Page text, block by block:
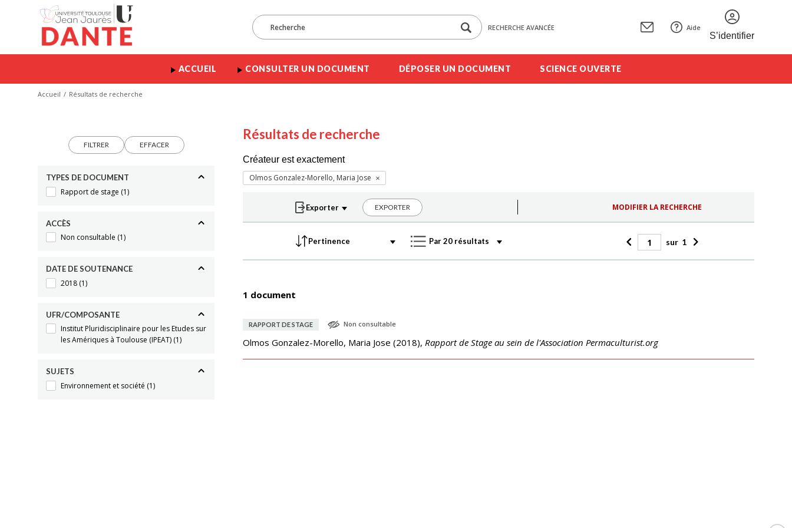
RECHERCHE AVANCÉE Aide
S’identifier
ACCUEIL CONSULTER UN DOCUMENT DÉPOSER UN DOCUMENT SCIENCE OUVERTE
Accueil Résultats de recherche
FILTRER EFFACER
TYPES DE DOCUMENT
Rapport de stage (1)
ACCÈS
Non consultable (1)
DATE DE SOUTENANCE
2018 (1)
UFR/COMPOSANTE
Institut Pluridisciplinaire pour les Etudes sur
les Amériques à Toulouse (IPEAT) (1)
SUJETS
Environnement et société (1)
Résultats de recherche
Créateur est exactement
Olmos Gonzalez-Morello, Maria Jose
EXPORTER MODIFIER LA RECHERCHE
sur 1
1 document
RAPPORT DE STAGE Non consultable
Olmos Gonzalez-Morello, Maria Jose (2018), Rapport de Stage au sein de l'Association Permaculturist.org